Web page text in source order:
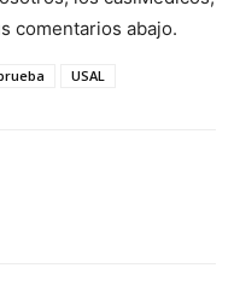
comentarios abajo.
USAL